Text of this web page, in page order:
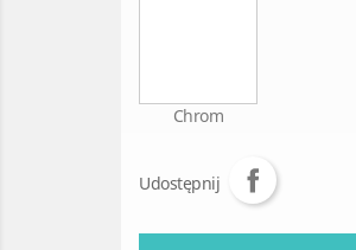
Chrom
Udostępnij